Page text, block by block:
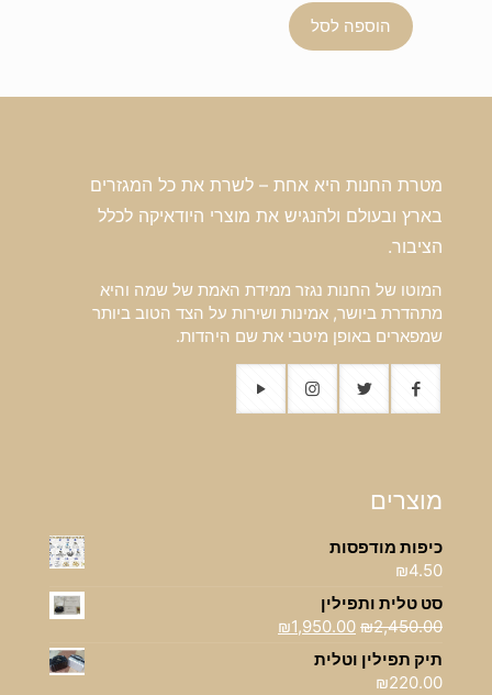
הוספה לסל
מטרת החנות היא אחת – לשרת את כל המגזרים
בארץ ובעולם ולהנגיש את מוצרי היודאיקה לכלל
הציבור.
המוטו של החנות נגזר ממידת האמת של שמה והיא
מתהדרת ביושר, אמינות ושירות על הצד הטוב ביותר
שמפארים באופן מיטבי את שם היהדות.
מוצרים
כיפות מודפסות
₪4.50
סט טלית ותפילין
₪2,450.00
המחיר
המקורי
היה:
₪1,950.00
תיק תפילין וטלית
₪220.00